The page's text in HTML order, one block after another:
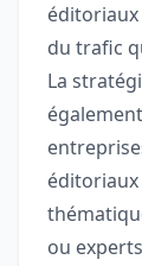
du trafic
La
ou